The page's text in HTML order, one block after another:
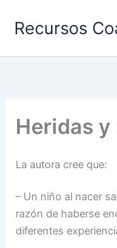
Recursos
Heridas
La autora cree que:
– Un niño al nacer
razón de haberse
diferentes